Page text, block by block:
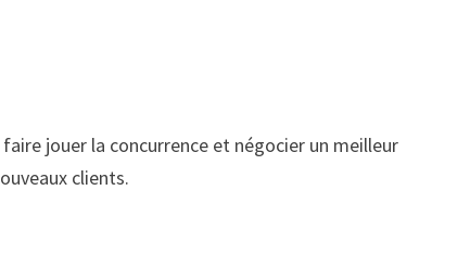
jouer la concurrence et négocier un meilleur
clients.